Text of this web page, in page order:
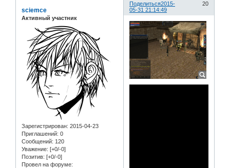
Поделиться 20
2015-
05-31 21:14:49
sciemce
Активный участник
Зарегистрирован: 2015-04-23
Приглашений: 0
Сообщений: 120
Уважение: [+0/-0]
Позитив: [+0/-0]
Провел на форуме: